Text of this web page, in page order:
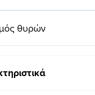
θυρών